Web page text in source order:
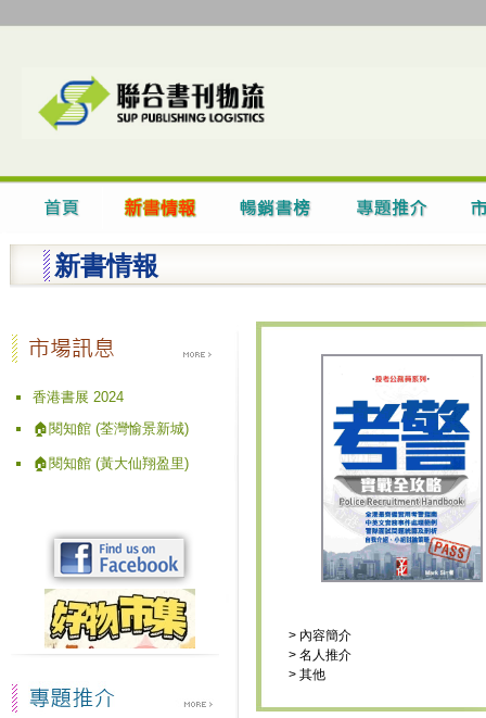
新書情報
香港書展 2024
🏠閱知館 (荃灣愉景新城)
🏠閱知館 (黃大仙翔盈里)
> 內容簡介
> 名人推介
> 其他